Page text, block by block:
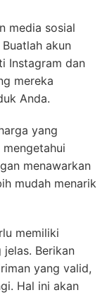
media sosial
akun
Instagram dan
mereka
Anda.
yang
menawarkan
mudah menarik
memiliki
Berikan
yang valid,
Hal ini akan